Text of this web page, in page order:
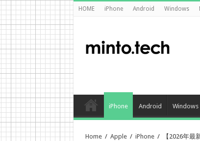
HOME iPhone Android Windows
iPhone Android Windows
Home / Apple / iPhone /
【2026年